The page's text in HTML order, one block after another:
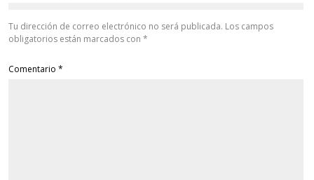
Tu dirección de correo electrónico no será publicada. Los campos
obligatorios están marcados con *
Comentario *